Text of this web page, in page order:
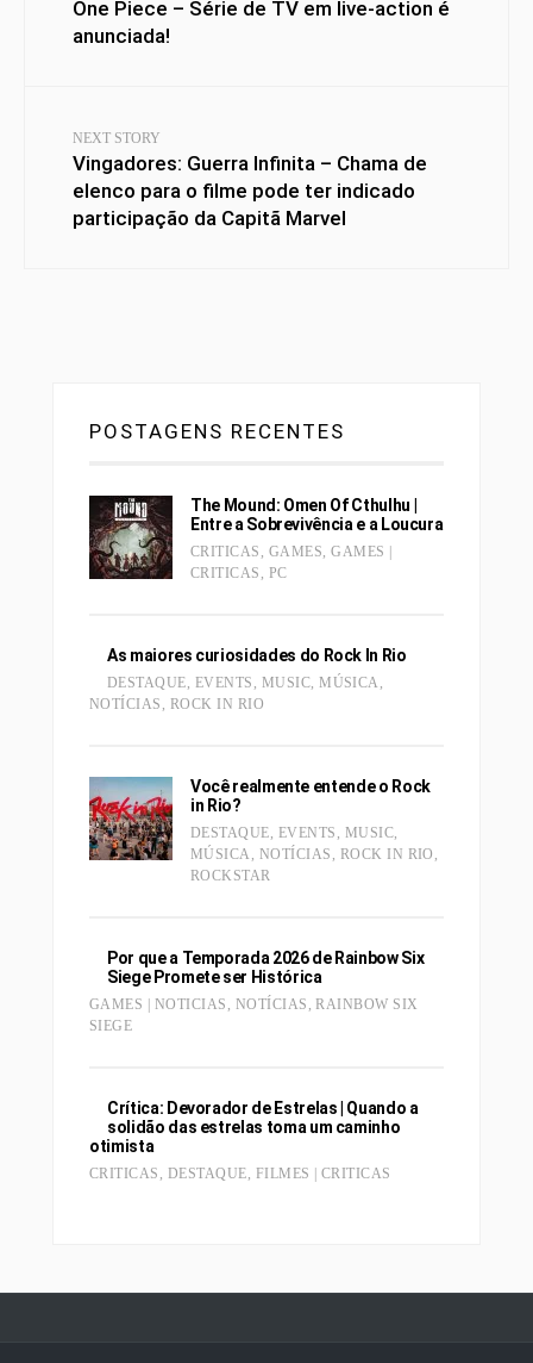
One Piece – Série de TV em live-action é
anunciada!
NEXT STORY
Vingadores: Guerra Infinita – Chama de
elenco para o filme pode ter indicado
participação da Capitã Marvel
POSTAGENS RECENTES
The Mound: Omen Of Cthulhu |
Entre a Sobrevivência e a Loucura
CRITICAS GAMES ,GAMES |
CRITICAS
PC
As maiores curiosidades do Rock In Rio
DESTAQUE EVENTS MUSIC ,MÚSICA
NOTÍCIAS
ROCK IN RIO
Você realmente entende o Rock
in Rio?
DESTAQUE EVENTS MUSIC
MÚSICA
NOTÍCIAS ROCK IN RIO
ROCKSTAR
Por que a Temporada 2026 de Rainbow Six
Siege Promete ser Histórica
GAMES | NOTICIAS NOTÍCIAS ,RAINBOW SIX
SIEGE
Crítica: Devorador de Estrelas | Quando a
solidão das estrelas toma um caminho
otimista
CRITICAS DESTAQUE FILMES | CRITICAS